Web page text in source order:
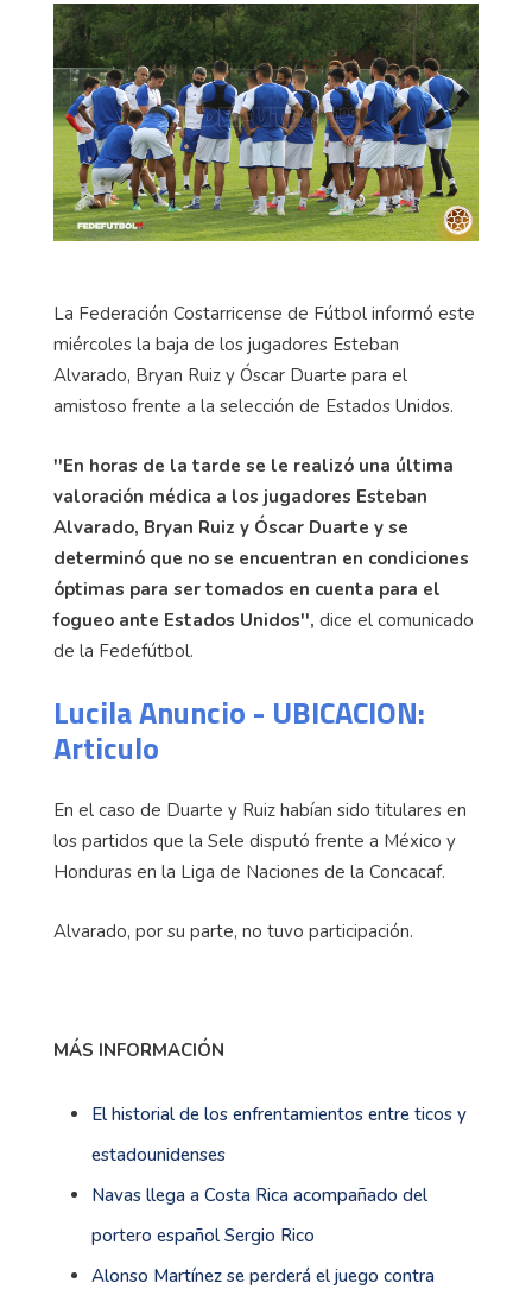
La Federación Costarricense de Fútbol informó este
miércoles la baja de los jugadores Esteban
Alvarado, Bryan Ruiz y Óscar Duarte para el
amistoso frente a la selección de Estados Unidos.
''En horas de la tarde se le realizó una última
valoración médica a los jugadores Esteban
Alvarado, Bryan Ruiz y Óscar Duarte y se
determinó que no se encuentran en condiciones
óptimas para ser tomados en cuenta para el
fogueo ante Estados Unidos'', dice el comunicado
de la Fedefútbol.
Lucila Anuncio - UBICACION:
Articulo
En el caso de Duarte y Ruiz habían sido titulares en
los partidos que la Sele disputó frente a México y
Honduras en la Liga de Naciones de la Concacaf.
Alvarado, por su parte, no tuvo participación.
MÁS INFORMACIÓN
El historial de los enfrentamientos entre ticos y
estadounidenses
Navas llega a Costa Rica acompañado del
portero español Sergio Rico
Alonso Martínez se perderá el juego contra